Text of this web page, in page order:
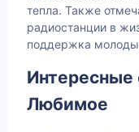
тепла. Также
радиостанции в
поддержка
Интересные
Любимое